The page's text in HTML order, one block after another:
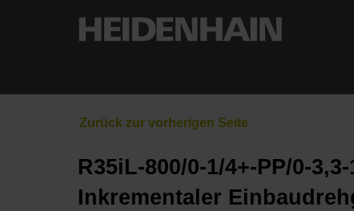
R35iL-800/0-1/4+-PP/0-
Inkrementaler